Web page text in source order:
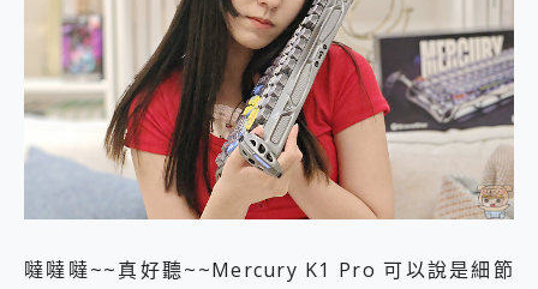
噠噠噠~~真好聽~~Mercury K1 Pro 可以說是細節